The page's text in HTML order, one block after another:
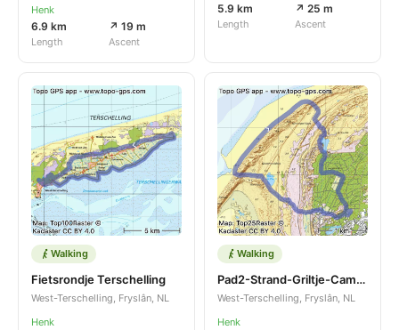
Henk
6.9 km
Length
↗ 19 m
Ascent
5.9 km
Length
↗ 25 m
Ascent
Walking
Fietsrondje Terschelling
West-Terschelling, Fryslân, NL
Henk
Walking
Pad2-Strand-Griltje-Camping
West-Terschelling, Fryslân, NL
Henk